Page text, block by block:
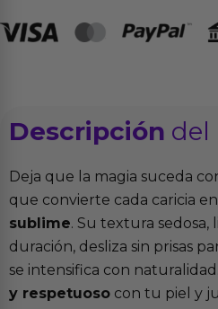
Descripción del
Deja que la magia suceda
que convierte cada caricia
sublime. Su textura sedosa,
duración, desliza sin prisas
se intensifica con naturalidad.
y respetuoso con tu piel y